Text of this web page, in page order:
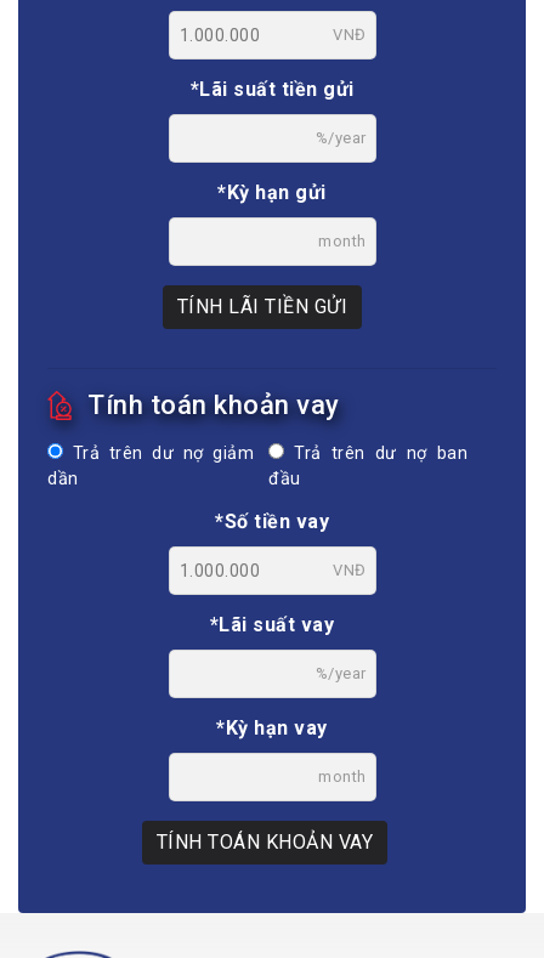
VNĐ
*Lãi suất tiền gửi
%/year
*Kỳ hạn gửi
month
TÍNH LÃI TIỀN GỬI
Tính toán khoản vay
Trả trên dư nợ giảm
dần
Trả trên dư nợ ban
đầu
*Số tiền vay
VNĐ
*Lãi suất vay
%/year
*Kỳ hạn vay
month
TÍNH TOÁN KHOẢN VAY